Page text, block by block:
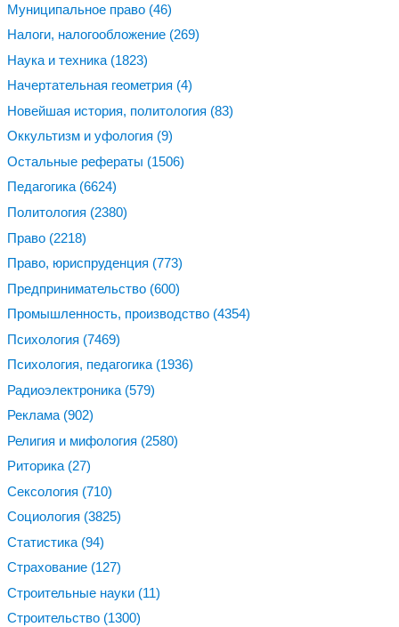
Муниципальное право (46)
Налоги, налогообложение (269)
Наука и техника (1823)
Начертательная геометрия (4)
Новейшая история, политология (83)
Оккультизм и уфология (9)
Остальные рефераты (1506)
Педагогика (6624)
Политология (2380)
Право (2218)
Право, юриспруденция (773)
Предпринимательство (600)
Промышленность, производство (4354)
Психология (7469)
Психология, педагогика (1936)
Радиоэлектроника (579)
Реклама (902)
Религия и мифология (2580)
Риторика (27)
Сексология (710)
Социология (3825)
Статистика (94)
Страхование (127)
Строительные науки (11)
Строительство (1300)